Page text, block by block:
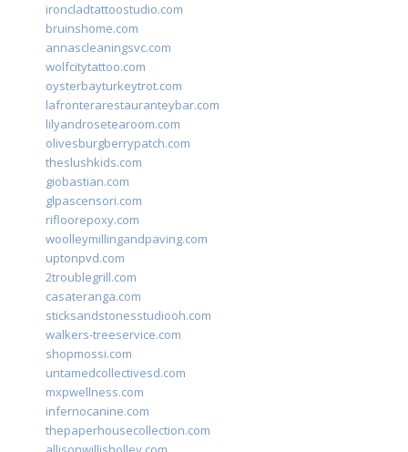
ironcladtattoostudio.com
bruinshome.com
annascleaningsvc.com
wolfcitytattoo.com
oysterbayturkeytrot.com
lafronterarestauranteybar.com
lilyandrosetearoom.com
olivesburgberrypatch.com
theslushkids.com
giobastian.com
glpascensori.com
rifloorepoxy.com
woolleymillingandpaving.com
uptonpvd.com
2troublegrill.com
casateranga.com
sticksandstonesstudiooh.com
walkers-treeservice.com
shopmossi.com
untamedcollectivesd.com
mxpwellness.com
infernocanine.com
thepaperhousecollection.com